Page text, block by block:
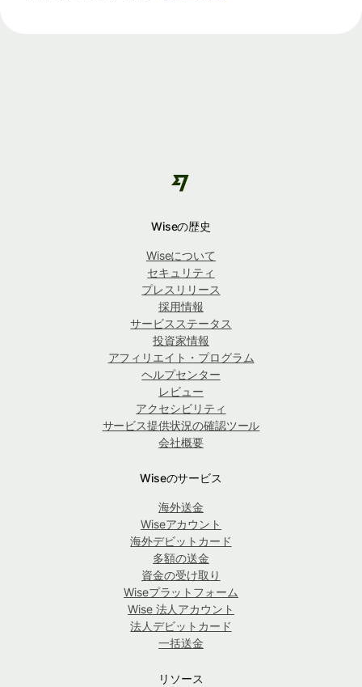
Wiseの歴史
Wiseについて
セキュリティ
プレスリリース
採用情報
サービスステータス
投資家情報
アフィリエイト・プログラム
ヘルプセンター
レビュー
アクセシビリティ
サービス提供状況の確認ツール
会社概要
Wiseのサービス
海外送金
Wiseアカウント
海外デビットカード
多額の送金
資金の受け取り
Wiseプラットフォーム
Wise 法人アカウント
法人デビットカード
一括送金
リソース